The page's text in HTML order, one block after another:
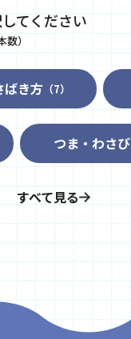
てください
数）
ばき方 （7）
つま・わさび
すべて見る